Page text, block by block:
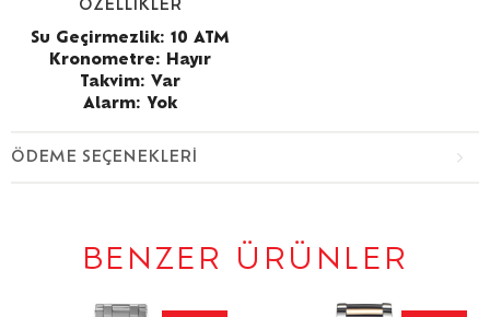
ÖZELLİKLER
Su Geçirmezlik: 10 ATM
Kronometre: Hayır
Takvim: Var
Alarm: Yok
ÖDEME SEÇENEKLERI
BENZER ÜRÜNLER